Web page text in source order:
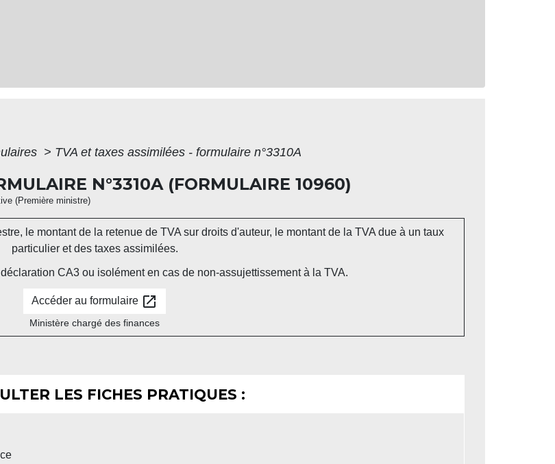
> TVA et taxes assimilées - formulaire n°3310A
N°3310A (FORMULAIRE 10960)
(Première ministre)
le montant de la retenue de TVA sur droits d'auteur, le montant de la TVA due à un taux
particulier et des taxes assimilées.
CA3 ou isolément en cas de non-assujettissement à la TVA.
Accéder au formulaire open_in_new
Ministère chargé des finances
LES FICHES PRATIQUES :